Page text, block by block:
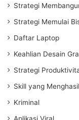
Strategi
Strategi Memulai
Daftar Laptop
Keahlian Desain
Strategi
Skill yang
Kriminal
Aplikasi Viral